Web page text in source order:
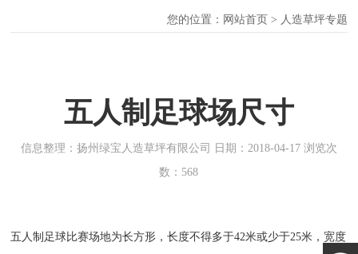
您的位置： 网站首页> 人造草坪专题
五人制足球场尺寸
信息整理：扬州绿宝人造草坪有限公司 日期：2018-04-17 浏览次
数：568
五人制足球比赛场地为长方形，长度不得多于42米或少于25米，宽度